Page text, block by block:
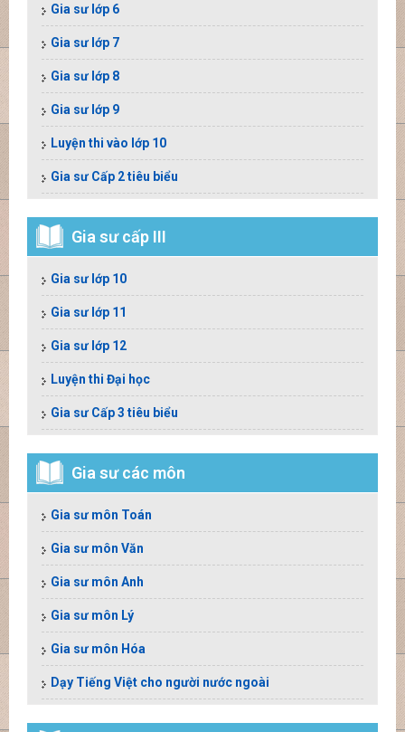
Gia sư lớp 6
Gia sư lớp 7
Gia sư lớp 8
Gia sư lớp 9
Luyện thi vào lớp 10
Gia sư Cấp 2 tiêu biểu
Gia sư cấp III
Gia sư lớp 10
Gia sư lớp 11
Gia sư lớp 12
Luyện thi Đại học
Gia sư Cấp 3 tiêu biểu
Gia sư các môn
Gia sư môn Toán
Gia sư môn Văn
Gia sư môn Anh
Gia sư môn Lý
Gia sư môn Hóa
Dạy Tiếng Việt cho người nước ngoài